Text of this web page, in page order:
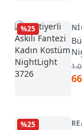
%25
%25